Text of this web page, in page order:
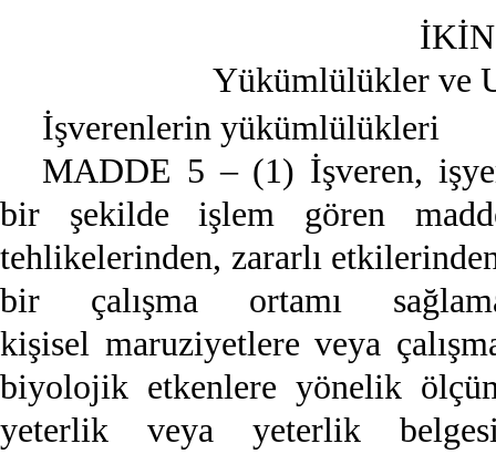
Yükümlülükler ve
İşverenlerin yükümlülükleri
MADDE 5 – (1) İşveren,
bir şekilde işlem gören
tehlikelerinden, zararlı
bir çalışma ortamı
kişisel maruziyetlere veya
biyolojik etkenlere yönelik
yeterlik veya yeterlik